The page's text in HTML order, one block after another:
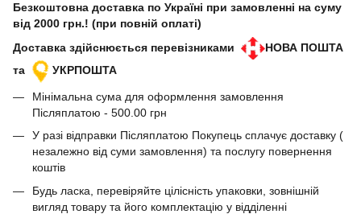
Безкоштовна доставка по Україні при замовленні на суму
від 2000 грн.! (при повній оплаті)
Доставка здійснюється перевізниками
НОВА ПОШТА
та
УКРПОШТА
Мінімальна сума для оформлення замовлення
Післяплатою - 500.00 грн
У разі відправки Післяплатою Покупець сплачує доставку (
незалежно від суми замовлення) та послугу повернення
коштів
Будь ласка, перевіряйте цілісність упаковки, зовнішній
вигляд товару та його комплектацію у відділенні